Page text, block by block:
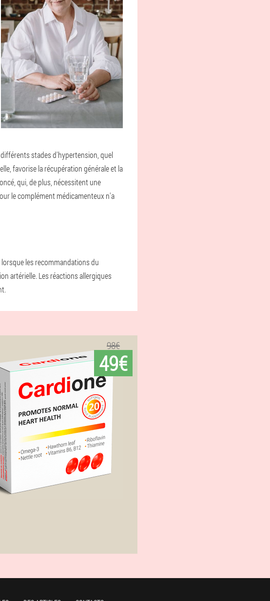
stades d'hypertension, quel
favorise la récupération générale et la
qui, de plus, nécessitent une
le complément médicamenteux n'a
les recommandations du
artérielle. Les réactions allergiques
98€
49€